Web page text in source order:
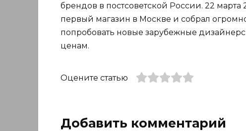
брендов в постсоветской России. 22
первый магазин в Москве и собрал
попробовать новые зарубежные
ценам.
Оцените статью
Добавить комментарий